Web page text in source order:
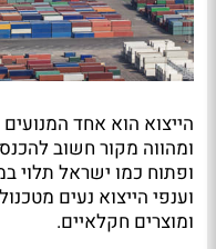
הייצוא הוא אחד
ומהווה מקור חשוב
ופתוח כמו ישראל תלוי
וענפי הייצוא נעים
ומוצרים חקלאיים.